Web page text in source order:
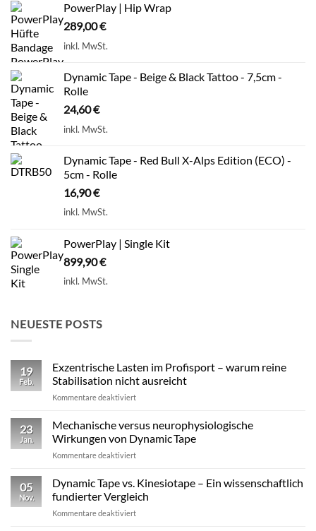
PowerPlay | Hip Wrap
289,00€
inkl. MwSt.
Dynamic Tape - Beige & Black Tattoo - 7,5cm -
Rolle
24,60€
inkl. MwSt.
Dynamic Tape - Red Bull X-Alps Edition (ECO) -
5cm - Rolle
16,90€
inkl. MwSt.
PowerPlay | Single Kit
899,90€
inkl. MwSt.
NEUESTE POSTS
19
Feb.
Exzentrische Lasten im Profisport – warum reine
Stabilisation nicht ausreicht
Kommentare deaktiviertfür
Profisport
–
reine
Stabilisation
ausreicht
23
Jan.
Mechanische versus neurophysiologische
Wirkungen von Dynamic Tape
Kommentare deaktiviertfür
versus
neurophysiologische
Wirkungen
von
05
Nov.
Dynamic Tape vs. Kinesiotape – Ein wissenschaftlich
fundierter Vergleich
Kommentare deaktiviertfür